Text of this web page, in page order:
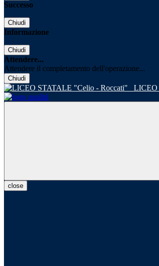
Successo
Chiudi
Informazione
Chiudi
Attendere...
Attendere il completamento dell'operazione...
Chiudi
LICEO
close